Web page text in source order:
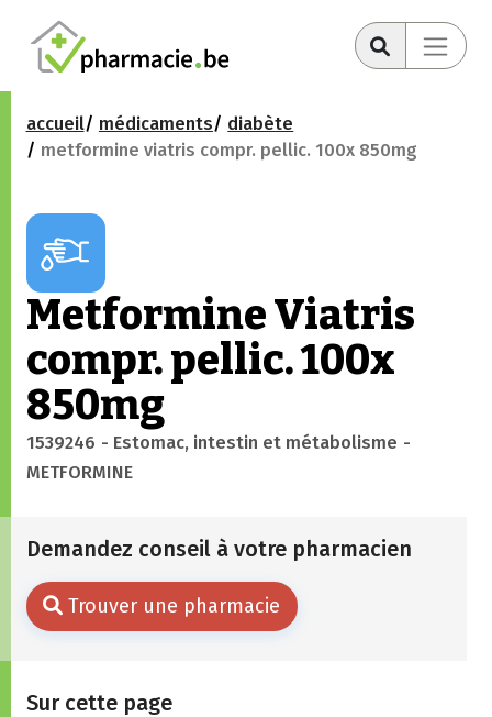
accueil médicaments
diabète
metformine viatris compr. pellic. 100x 850mg
Metformine Viatris
compr. pellic. 100x
850mg
1539246 - Estomac, intestin et métabolisme -
METFORMINE
Demandez conseil à votre pharmacien
Trouver une pharmacie
Sur cette page